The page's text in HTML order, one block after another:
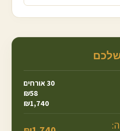
30אורחים
₪58
₪1,740